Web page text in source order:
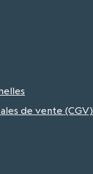
de vente (CGV)